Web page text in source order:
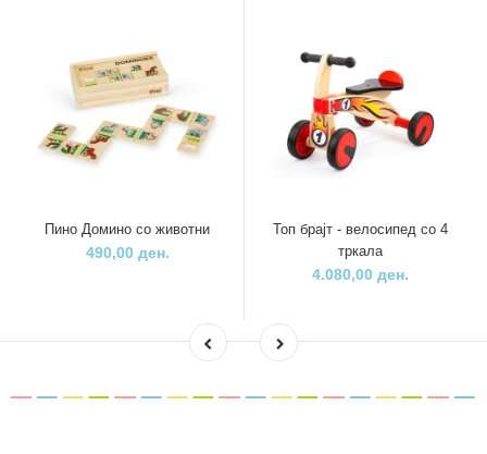
Пино Домино со животни
490,00 ден.
Топ брајт - велосипед со 4
тркала
4.080,00 ден.